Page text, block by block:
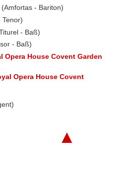
(Amfortas - Bariton)
Tenor)
- Baß)
- Baß)
Opera House Covent Garden
Opera House Covent
▲